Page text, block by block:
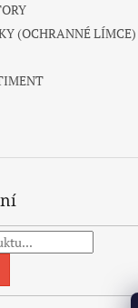
(OCHRANNÉ LÍMCE)